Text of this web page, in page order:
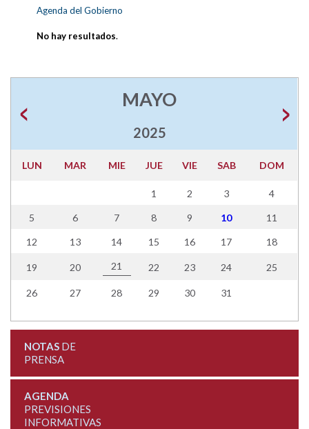
Agenda del Gobierno
No hay resultados.
MAYO
2025
LUN MAR MIE JUE VIE SAB DOM
1 2 3 4
5 6 7 8 9 10 11
12 13 14 15 16 17 18
19 20 21 22 23 24 25
26 27 28 29 30 31
NOTASDE
PRENSA
AGENDA
PREVISIONES
INFORMATIVAS